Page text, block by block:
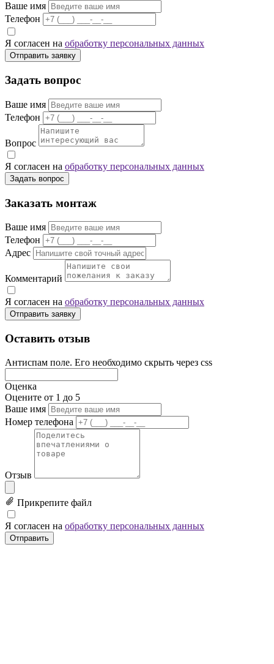
Ваше имя
Телефон
Я согласен на обработку персональных данных
Отправить заявку
Задать вопрос
Ваше имя
Телефон
Вопрос
Я согласен на обработку персональных данных
Задать вопрос
Заказать монтаж
Ваше имя
Телефон
Адрес
Комментарий
Я согласен на обработку персональных данных
Отправить заявку
Оставить отзыв
Антиспам поле. Его необходимо скрыть через css
Оценка
Оцените от 1 до 5
Ваше имя
Номер телефона
Отзыв
Прикрепите файл
Я согласен на обработку персональных данных